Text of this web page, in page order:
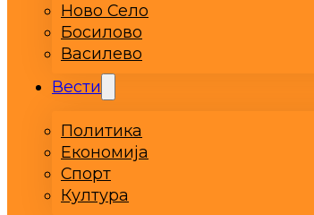
Ново Село
Босилово
Василево
Вести
Политика
Економија
Спорт
Култура